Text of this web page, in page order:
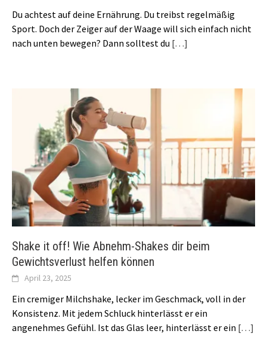
Du achtest auf deine Ernährung. Du treibst regelmäßig
Sport. Doch der Zeiger auf der Waage will sich einfach nicht
nach unten bewegen? Dann solltest du […]
Shake it off! Wie Abnehm-Shakes dir beim
Gewichtsverlust helfen können
April 23, 2025
Ein cremiger Milchshake, lecker im Geschmack, voll in der
Konsistenz. Mit jedem Schluck hinterlässt er ein
angenehmes Gefühl. Ist das Glas leer, hinterlässt er ein […]